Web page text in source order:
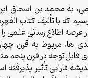
به محمد بن اسحاق
رسيم كه با تأليف كتاب
عرصه اطلاع رسانى علمى
ها، مربوط به قرن
قابل توجه در قرن پنجم
فارابى تأثير